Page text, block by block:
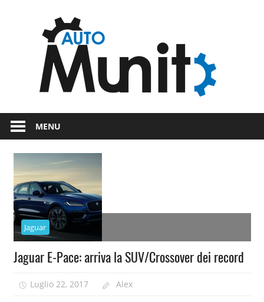
e
dal
mondo
dei
motori
MENU
Jaguar
Jaguar E-Pace: arriva la SUV/Crossover dei record
Luglio 22, 2017 Alex